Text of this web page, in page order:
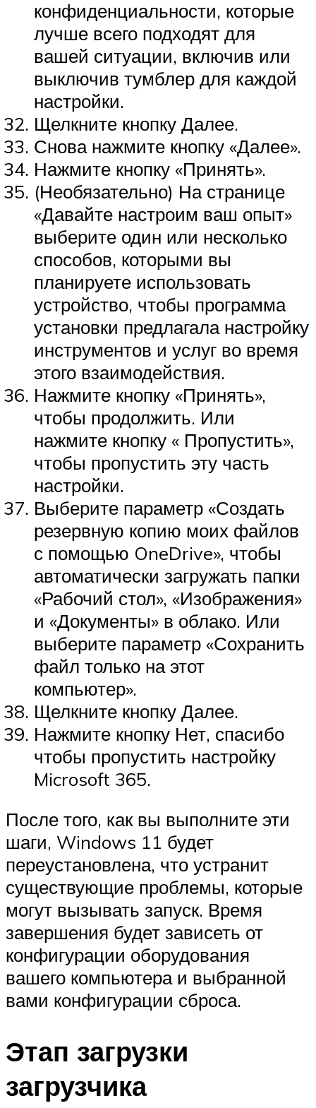
конфиденциальности, которые
лучше всего подходят для
вашей ситуации, включив или
выключив тумблер для каждой
настройки.
Щелкните кнопку Далее.
Снова нажмите кнопку «Далее».
Нажмите кнопку «Принять».
(Необязательно) На странице
«Давайте настроим ваш опыт»
выберите один или несколько
способов, которыми вы
планируете использовать
устройство, чтобы программа
установки предлагала настройку
инструментов и услуг во время
этого взаимодействия.
Нажмите кнопку «Принять»,
чтобы продолжить. Или
нажмите кнопку « Пропустить»,
чтобы пропустить эту часть
настройки.
Выберите параметр «Создать
резервную копию моих файлов
с помощью OneDrive», чтобы
автоматически загружать папки
«Рабочий стол», «Изображения»
и «Документы» в облако. Или
выберите параметр «Сохранить
файл только на этот
компьютер».
Щелкните кнопку Далее.
Нажмите кнопку Нет, спасибо
чтобы пропустить настройку
Microsoft 365.
После того, как вы выполните эти
шаги, Windows 11 будет
переустановлена, что устранит
существующие проблемы, которые
могут вызывать запуск. Время
завершения будет зависеть от
конфигурации оборудования
вашего компьютера и выбранной
вами конфигурации сброса.
Этап загрузки
загрузчика